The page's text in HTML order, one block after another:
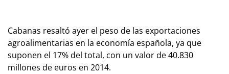
Cabanas resaltó ayer el peso de las exportaciones
agroalimentarias en la economía española, ya que
suponen el 17% del total, con un valor de 40.830
millones de euros en 2014.